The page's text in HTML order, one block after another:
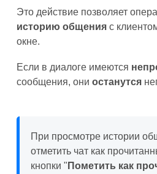
Это действие позволяет
историю общения с
окне.
Если в диалоге имеются
сообщения, они останутся
При просмотре истории
отметить чат как
кнопки " Пометить как